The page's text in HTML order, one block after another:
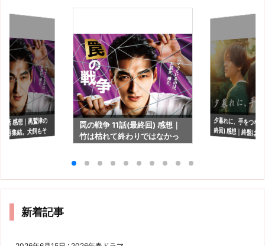
話 感想｜黒鷲津の
再集結。犬飼もそ
ます？
罠の戦争 11話(最終回) 感想｜
竹は枯れて終わりではなかっ
夕暮れに、手をつな
終回) 感想｜終盤
い"頼りになってた
新着記事